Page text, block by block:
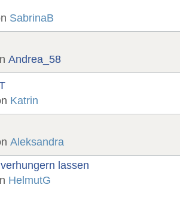
SabrinaB
Andrea_58
Katrin
Aleksandra
lassen
HelmutG